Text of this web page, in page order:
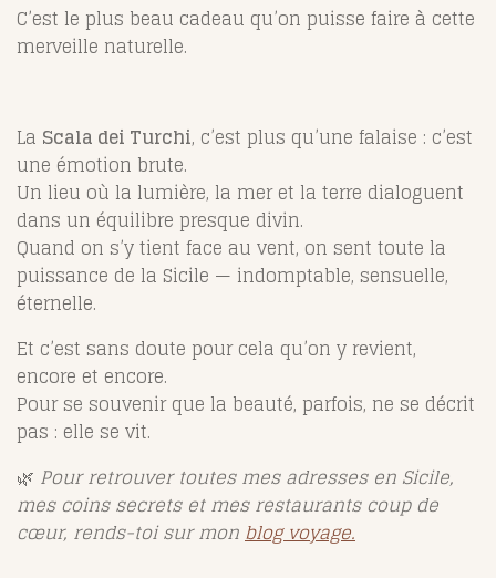
C’est le plus beau cadeau qu’on puisse faire à cette
merveille naturelle.
La Scala dei Turchi, c’est plus qu’une falaise : c’est
une émotion brute.
Un lieu où la lumière, la mer et la terre dialoguent
dans un équilibre presque divin.
Quand on s’y tient face au vent, on sent toute la
puissance de la Sicile — indomptable, sensuelle,
éternelle.
Et c’est sans doute pour cela qu’on y revient,
encore et encore.
Pour se souvenir que la beauté, parfois, ne se décrit
pas : elle se vit.
🌿 Pour retrouver toutes mes adresses en Sicile,
mes coins secrets et mes restaurants coup de
cœur, rends-toi sur monblog voyage.